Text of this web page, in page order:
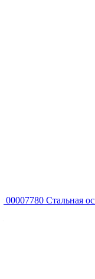
00007780 Стальная